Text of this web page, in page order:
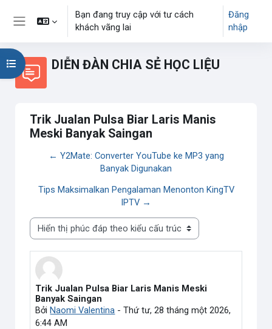
Chuyển tới nội dung chính
Bảng điều khiển cạnh
Bạn đang truy cập với tư cách
khách vãng lai
Đăng
nhập
DIỄN ĐÀN CHIA SẺ HỌC LIỆU
Mở chỉ số ngăn của khóa học
Trik Jualan Pulsa Biar Laris Manis
Meski Banyak Saingan
← Y2Mate: Converter YouTube ke MP3 yang
Banyak Digunakan
Tips Maksimalkan Pengalaman Menonton KingTV
IPTV →
Chế độ hiển thị
Trik Jualan Pulsa Biar Laris Manis Meski
Banyak Saingan
BởiNaomi Valentina -Thứ tư, 28 tháng một 2026,
6:44 AM
Số lượng các câu trả lời: 0